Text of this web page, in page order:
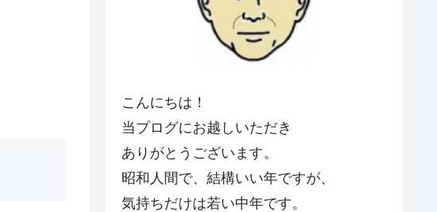
こんにちは！
当プログにお越しいただき
ありがとうございます。
昭和人間で、結構いい年ですが、
気持ちだけは若い中年です。